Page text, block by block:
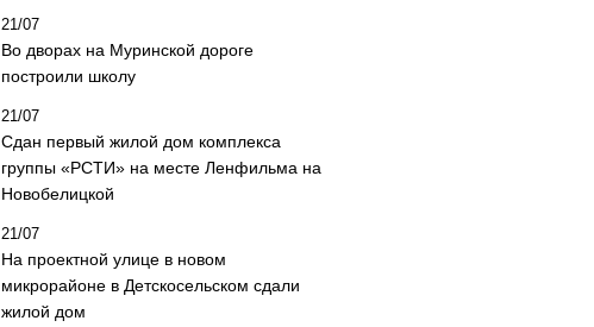
21/07
Во дворах на Муринской дороге
построили школу
21/07
Сдан первый жилой дом комплекса
группы «РСТИ» на месте Ленфильма на
Новобелицкой
21/07
На проектной улице в новом
микрорайоне в Детскосельском сдали
жилой дом